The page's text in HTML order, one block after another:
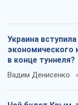
Украина
экономического
в конце туннеля?
Вадим Денисенко